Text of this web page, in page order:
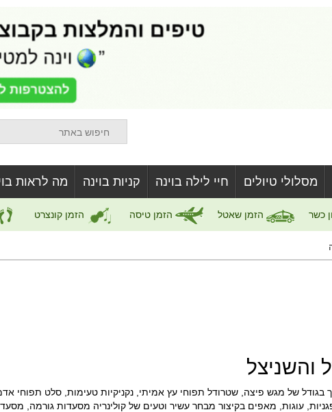
מסלולי טיולים חיי לילה בוינה קניות בוינה מה לראות
כשר הזמן שאטל הזמן טיסה הזמן קונצרט
והשניצל
בגודל של מגש פיצה, שטרודל תפוחי עץ אמיתי, נקניקיות טעימות, סלט תפוחי
עוגות, מאפים בקיצור מבחר עשיר וטעים של קולינריה מסעדות גורמה,